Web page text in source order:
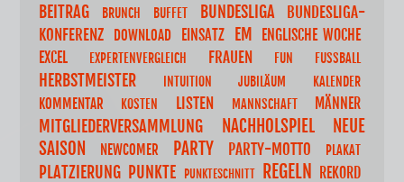
BEITRAG BRUNCH BUFFET BUNDESLIGA
BUNDESLIGA-
KONFERENZ
DOWNLOAD EINSATZ EM
ENGLISCHE WOCHE
EXCEL
EXPERTENVERGLEICH FRAUEN FUN FUSSBALL
HERBSTMEISTER INTUITION JUBILÄUM KALENDER
KOMMENTAR KOSTEN LISTEN MANNSCHAFT MÄNNER
MITGLIEDERVERSAMMLUNG NACHHOLSPIEL
NEUE
SAISON
NEWCOMER PARTY PARTY-MOTTO PLAKAT
PLATZIERUNG PUNKTE PUNKTESCHNITT REGELN REKORD